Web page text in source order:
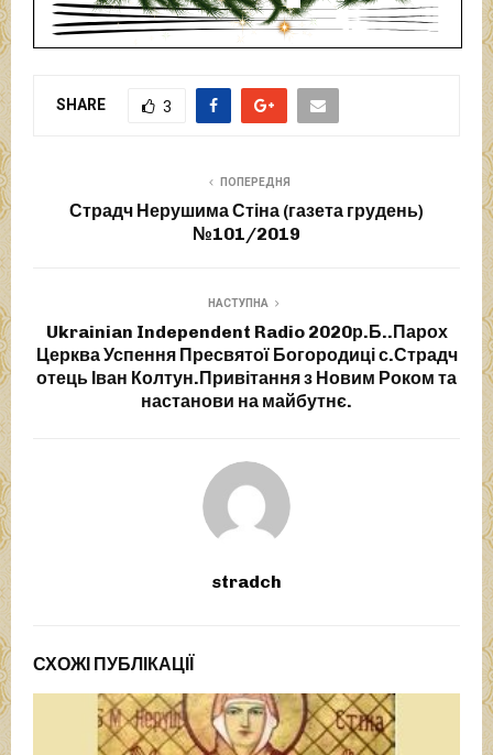
SHARE 3
ПОПЕРЕДНЯ
Страдч Нерушима Стіна (газета грудень)
№101/2019
НАСТУПНА
Ukrainian Independent Radio 2020р.Б..Парох
Церква Успення Пресвятої Богородиці с.Страдч
отець Іван Колтун.Привітання з Новим Роком та
настанови на майбутнє.
stradch
СХОЖІ ПУБЛІКАЦІЇ